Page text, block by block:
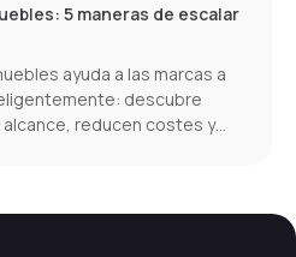
5 maneras de escalar
ayuda a las marcas a
descubre
alcance, reducen costes y